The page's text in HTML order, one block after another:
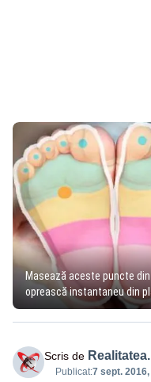
Masează aceste puncte
oprească instantaneu din
Scris de
Publicat:7 sept.